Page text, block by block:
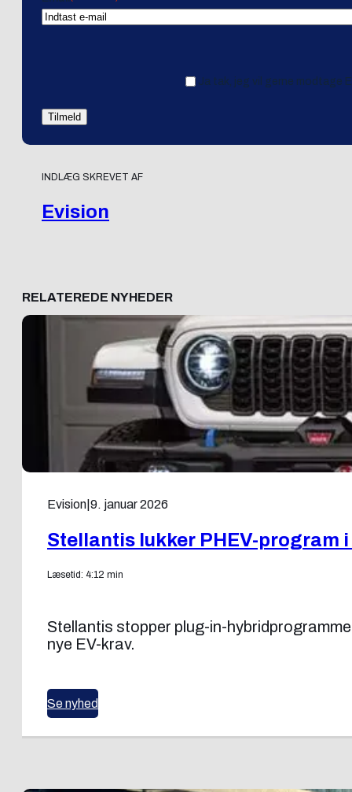
Ja tak, jeg vil gerne modtage
INDLÆG SKREVET AF
Evision
RELATEREDE NYHEDER
Evision 9. januar 2026
Stellantis lukker PHEV-program
Læsetid: 4:12 min
Stellantis stopper plug-in-
nye EV-krav.
Se nyhed